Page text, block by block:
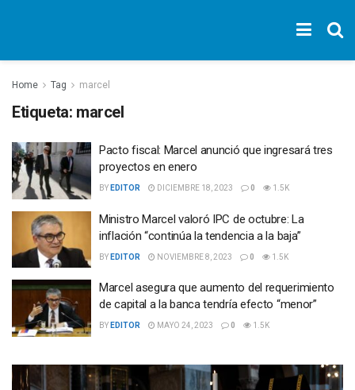
Home Tag marcel
Etiqueta: marcel
Pacto fiscal: Marcel anunció que ingresará tres
proyectos en enero
BY EDITOR DICIEMBRE 18, 2023 0 1.5K
Ministro Marcel valoró IPC de octubre: La
inflación “continúa la tendencia a la baja”
BY EDITOR NOVIEMBRE 8, 2023 0 1.5K
Marcel asegura que aumento del requerimiento
de capital a la banca tendría efecto “menor”
BY EDITOR MAYO 24, 2023 0 1.5K